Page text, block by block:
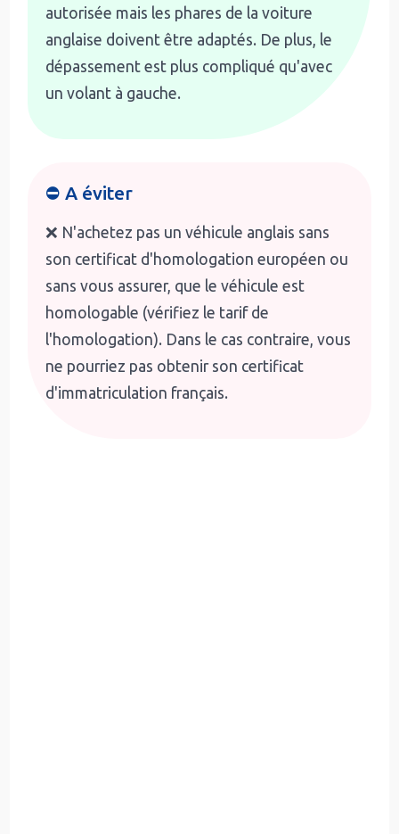
autorisée mais les phares de la voiture
anglaise doivent être adaptés. De plus, le
dépassement est plus compliqué qu'avec
un volant à gauche.
⛔ A éviter
❌ N'achetez pas un véhicule anglais sans
son certificat d'homologation européen ou
sans vous assurer, que le véhicule est
homologable (vérifiez le tarif de
l'homologation). Dans le cas contraire, vous
ne pourriez pas obtenir son certificat
d'immatriculation français.